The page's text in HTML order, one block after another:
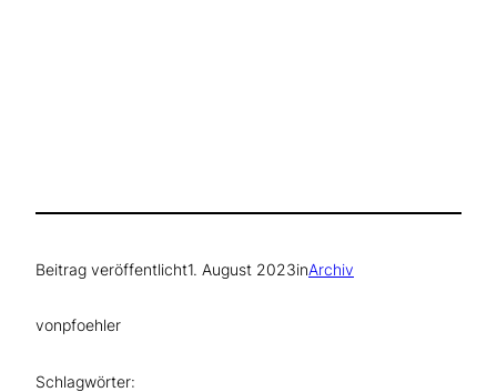
Beitrag veröffentlicht1. August 2023inArchiv
vonpfoehler
Schlagwörter: